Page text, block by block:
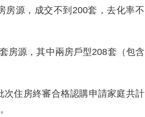
房源，成交不到200套，去化率不
房源，其中兩房戶型208套（包含
住房終審合格認購申請家庭共計